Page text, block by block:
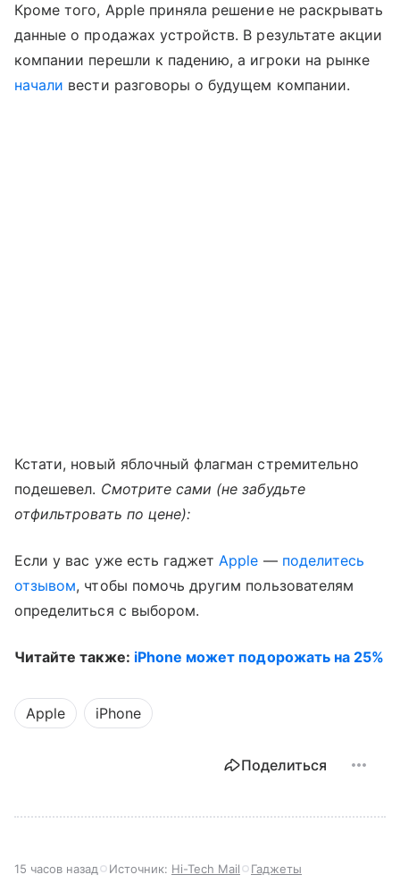
Кроме того, Apple приняла решение не раскрывать
данные о продажах устройств. В результате акции
компании перешли к падению, а игроки на рынке
начали вести разговоры о будущем компании.
Кстати, новый яблочный флагман стремительно
подешевел. Смотрите сами (не забудьте
отфильтровать по цене):
Если у вас уже есть гаджетApple — поделитесь
отзывом, чтобы помочь другим пользователям
определиться с выбором.
Читайте также: iPhone может подорожать на 25%
Apple iPhone
Поделиться
15 часов назад Источник: Hi-Tech Mail Гаджеты